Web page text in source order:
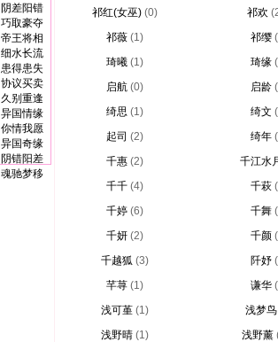
阴差阳错
巧取豪夺
帝王将相
细水长流
患得患失
协议买卖
久别重逢
异国情缘
你情我愿
异国奇缘
阴错阳差
魂驰梦移
祁红(女巫) (0) 祁欢
祁薇 (1) 祁缨
琦曦 (1) 琦缘
启航 (0) 启龄
绮思 (1) 绮文
起司 (2) 绮年
千惠 (2)
千江水
千千 (4) 千萩
千婷 (6) 千舞
千妍 (2) 千颜
千越狐 (3) 阡妤
芊荨 (1) 谦华
浅可堇 (1)
浅梦鸟
浅野晴 (1) 浅野薰